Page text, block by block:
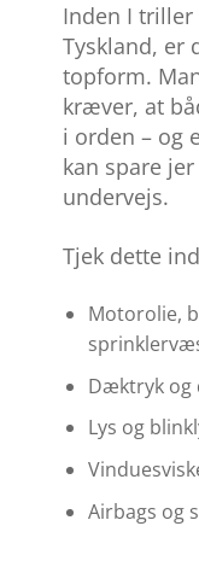
Inden I
Tyskland, er
topform.
kræver, at
i orden – og
kan spare
undervejs.
Tjek dette
Motorolie,
Dæktryk og
Lys og
Airbags og